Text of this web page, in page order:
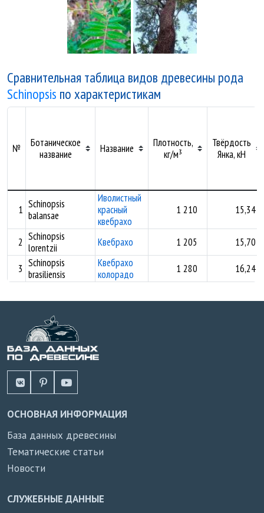
Сравнительная таблица видов древесины рода
Schinopsis по характеристикам
№
Ботаническое
название
Название
Плотность,
кг/м³
Твёрдость
Янка, кН
1 Schinopsis
balansae
Иволистный
красный
квебрахо
1 210 15,34
2 Schinopsis
lorentzii
Квебрахо 1 205 15,70
3 Schinopsis
brasiliensis
Квебрахо
колорадо
1 280 16,24
ОСНОВНАЯ ИНФОРМАЦИЯ
База данных древесины
Тематические статьи
Новости
СЛУЖЕБНЫЕ ДАННЫЕ